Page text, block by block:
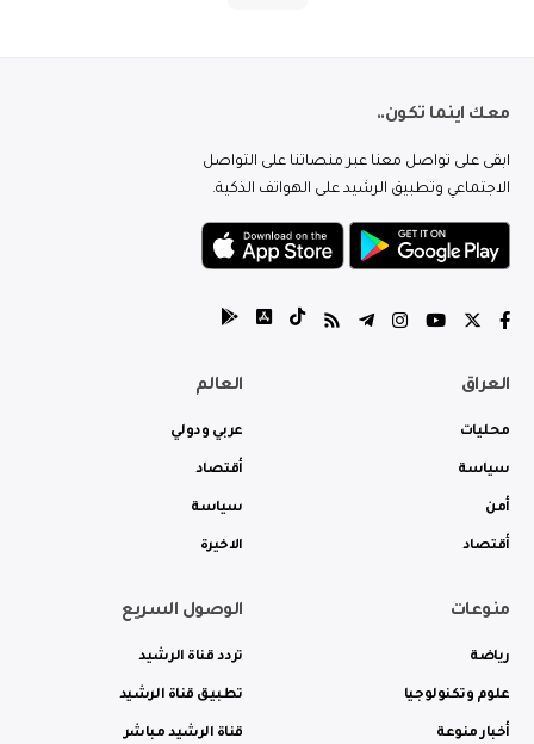
معك اينما تكون..
ابقى على تواصل معنا عبر منصاتنا على التواصل
الاجتماعي وتطبيق الرشيد على الهواتف الذكية.
العراق
محليات
سياسة
أمن
أقتصاد
العالم
عربي ودولي
أقتصاد
سياسة
الاخيرة
منوعات
رياضة
علوم وتكنولوجيا
أخبار منوعة
الوصول السريع
تردد قناة الرشيد
تطبيق قناة الرشيد
قناة الرشيد مباشر